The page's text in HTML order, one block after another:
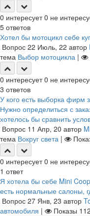
0 интересует 0 не
5 ответов
Хотел бы мотоцикл себе
Вопрос 22 Июль, 22 автор
тема Выбор мотоцикла |
0 интересует 0 не
3 ответов
У кого есть выборка фирм
Нужно определиться с
хотелось бы сравнить
Вопрос 11 Апр, 20 автор
тема Вокруг света |
0 интересует 0 не
1 ответ
Я хотела бы себе Mini
есть нормальные салоны,
Вопрос 27 Янв, 23 автор
автомобиля | Показы 112